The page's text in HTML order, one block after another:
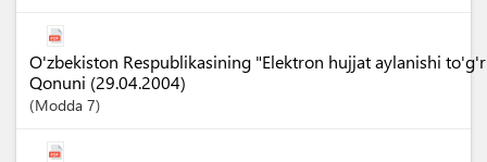
O'zbekiston Respublikasining "Elektron hujjat aylanishi
Qonuni (29.04.2004)
Modda 7